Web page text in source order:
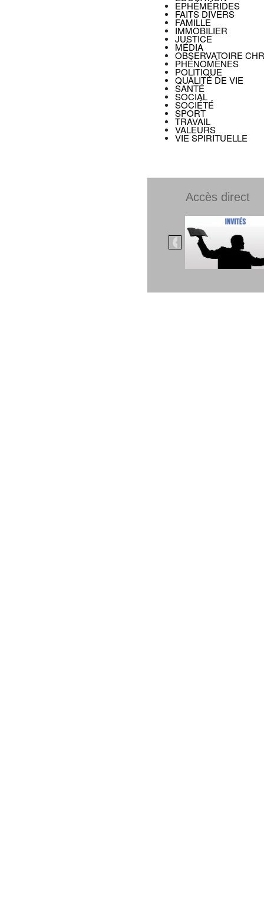
EPHÉMÉRIDES
FAITS DIVERS
FAMILLE
IMMOBILIER
JUSTICE
MÉDIA
OBSERVATOIRE
PHÉNOMÈNES
POLITIQUE
QUALITÉ DE VIE
SANTÉ
SOCIAL
SOCIÉTÉ
SPORT
TRAVAIL
VALEURS
VIE SPIRITUELLE
Accès direct